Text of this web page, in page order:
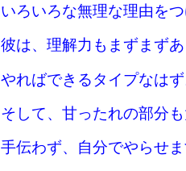
いろいろな無理な理由を
彼は、理解力もまずまずあ
やればできるタイプなはず
そして、甘ったれの部分
手伝わず、自分でやらせま